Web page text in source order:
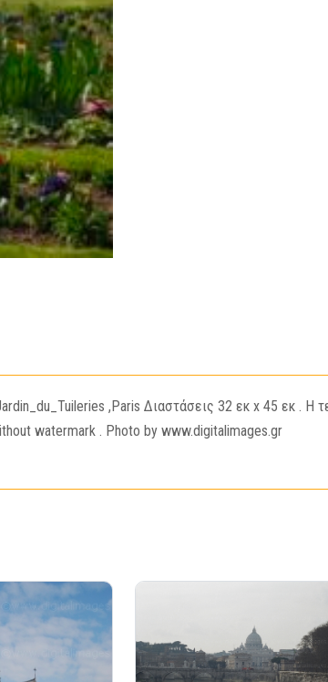
,Paris Διαστάσεις 32 εκ x 45 εκ . H
watermark . Photo by www.digitalimages.gr